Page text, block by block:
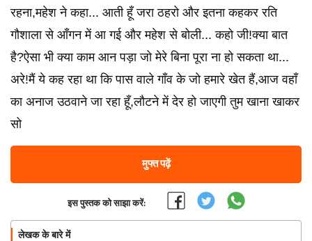
रहना,महेश ने कहा... आती हूँ जरा ठहरो और इतना कहकर रति
गौशाला से आँगन में आ गई और महेश से बोली... कहो जी!क्या बात
है?ऐसा भी क्या काम आन पड़ा जो मेरे बिना पूरा ना हो सकता था...
अरे!मैं ये कह रहा था कि पास वाले गाँव के जो हमारे खेत हैं,आज वहाँ
का अनाज उठवाने जा रहा हूँ,लौटने में देर हो जाएगी तुम खाना खाकर
सो
मुफ्त पढ़ें
इस पुस्तक को साझा करें:
लेखक के बारे में